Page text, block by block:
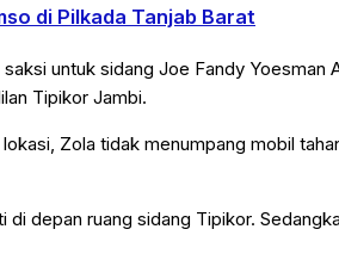
di Pilkada Tanjab Barat
untuk sidang Joe Fandy Yoesman
Tipikor Jambi.
Zola tidak menumpang mobil
depan ruang sidang Tipikor.